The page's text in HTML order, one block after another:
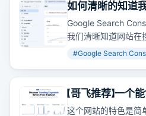
如何清晰的知道
表现：Google
门讲解
Google Search
我们清晰知道网站在
站点地图，我们可
性地优化网站，提高
#Google Search
【哥飞推荐】一个
N个新词热词的
这个网站的特色是简